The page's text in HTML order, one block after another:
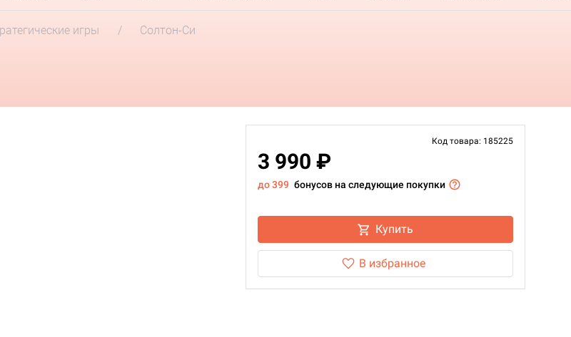
игры Солтон-Си
Код товара: 185225
3 990 ₽
до 399 бонусов на следующие покупки
Купить
В избранное